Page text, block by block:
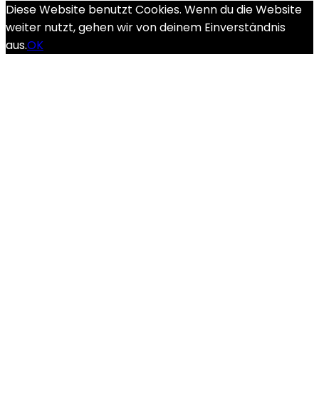
Diese Website benutzt Cookies. Wenn du die Website
weiter nutzt, gehen wir von deinem Einverständnis
aus.OK